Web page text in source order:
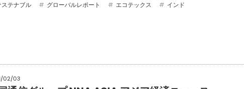
ステナブル グローバルレポート エコテックス インド
02/03